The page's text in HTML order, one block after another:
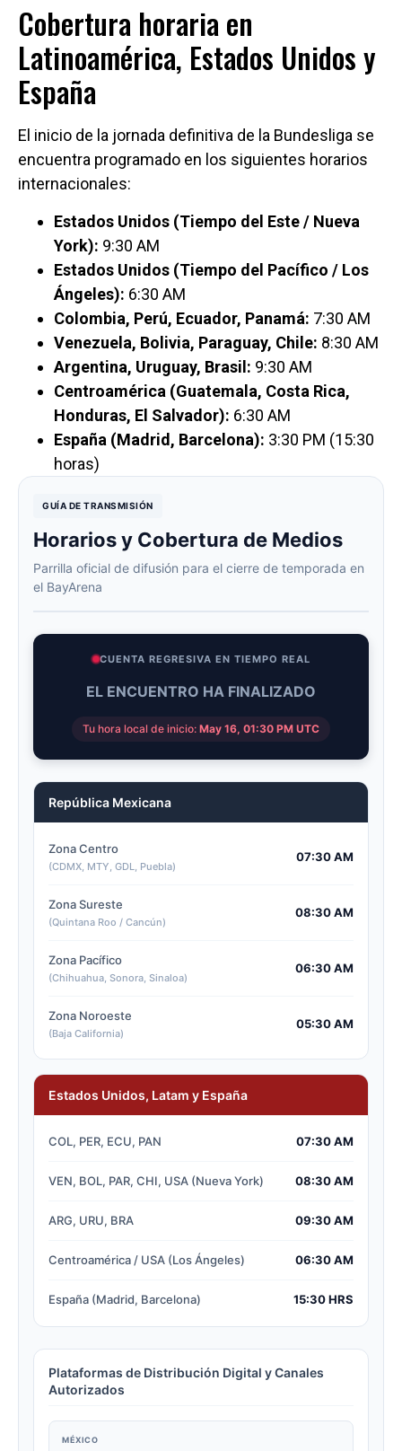
Cobertura horaria en
Latinoamérica, Estados Unidos y
España
El inicio de la jornada definitiva de la Bundesliga se
encuentra programado en los siguientes horarios
internacionales:
Estados Unidos (Tiempo del Este / Nueva
York): 9:30 AM
Estados Unidos (Tiempo del Pacífico / Los
Ángeles): 6:30 AM
Colombia, Perú, Ecuador, Panamá: 7:30 AM
Venezuela, Bolivia, Paraguay, Chile: 8:30 AM
Argentina, Uruguay, Brasil: 9:30 AM
Centroamérica (Guatemala, Costa Rica,
Honduras, El Salvador): 6:30 AM
España (Madrid, Barcelona): 3:30 PM (15:30
horas)